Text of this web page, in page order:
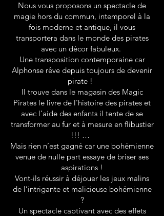
Nous vous proposons un spectacle de
magie hors du commun, intemporel à la
fois moderne et antique, il vous
transportera dans le monde des pirates
avec un décor fabuleux.
Une transposition contemporaine car
Alphonse rêve depuis toujours de devenir
pirate !
Il trouve dans le magasin des Magic
Pirates le livre de l’histoire des pirates et
avec l’aide des enfants il tente de se
transformer au fur et à mesure en flibustier
!!! …
Mais rien n’est gagné car une bohémienne
venue de nulle part essaye de briser ses
aspirations !
Vont-ils réussir à déjouer les jeux malins
de l’intrigante et malicieuse bohémienne
?
Un spectacle captivant avec des effets